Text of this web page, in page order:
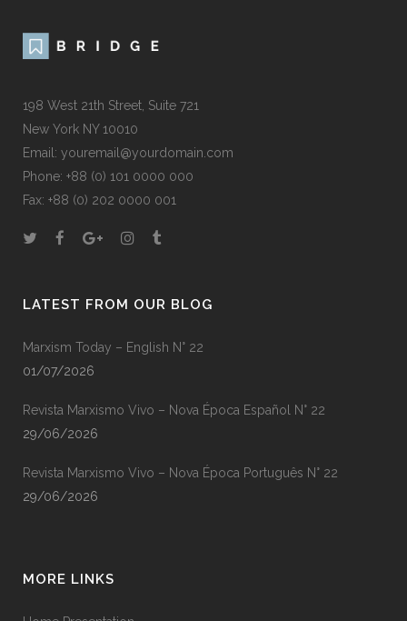
198 West 21th Street, Suite 721
New York NY 10010
Email: youremail@yourdomain.com
Phone: +88 (0) 101 0000 000
Fax: +88 (0) 202 0000 001
LATEST FROM OUR BLOG
Marxism Today – English N° 22
01/07/2026
Revista Marxismo Vivo – Nova Época Español N° 22
29/06/2026
Revista Marxismo Vivo – Nova Época Português N° 22
29/06/2026
MORE LINKS